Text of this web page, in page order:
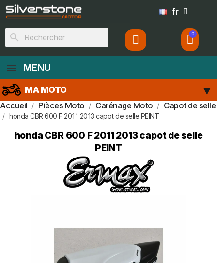
fr
search
MENU
MA MOTO
Accueil Pièces Moto Carénage Moto Capot de selle
honda CBR 600 F 2011 2013 capot de selle PEINT
honda CBR 600 F 2011 2013 capot de selle
PEINT